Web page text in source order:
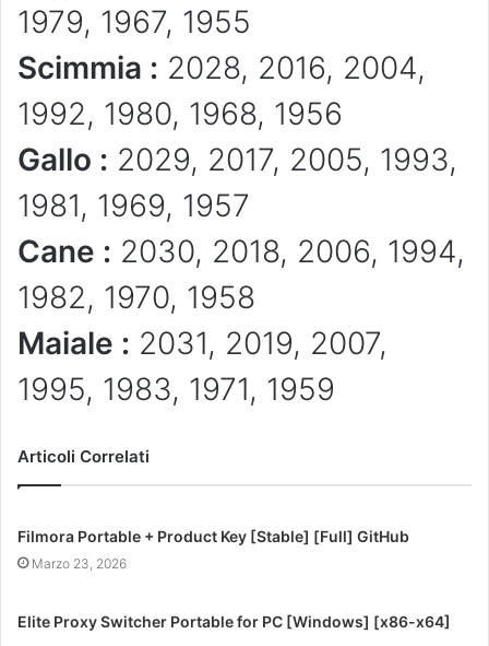
1979, 1967, 1955
Scimmia : 2028, 2016, 2004,
1992, 1980, 1968, 1956
Gallo : 2029, 2017, 2005, 1993,
1981, 1969, 1957
Cane : 2030, 2018, 2006, 1994,
1982, 1970, 1958
Maiale : 2031, 2019, 2007,
1995, 1983, 1971, 1959
Articoli Correlati
Filmora Portable + Product Key [Stable] [Full] GitHub
Marzo 23, 2026
Elite Proxy Switcher Portable for PC [Windows] [x86-x64]